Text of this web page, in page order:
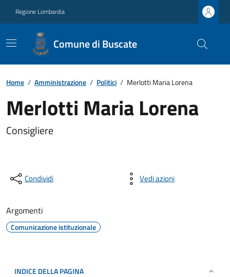
Regione Lombardia
Comune di Buscate
Home / Amministrazione / Politici / Merlotti Maria Lorena
Merlotti Maria Lorena
Consigliere
Condividi Vedi azioni
Argomenti
Comunicazione istituzionale
INDICE DELLA PAGINA